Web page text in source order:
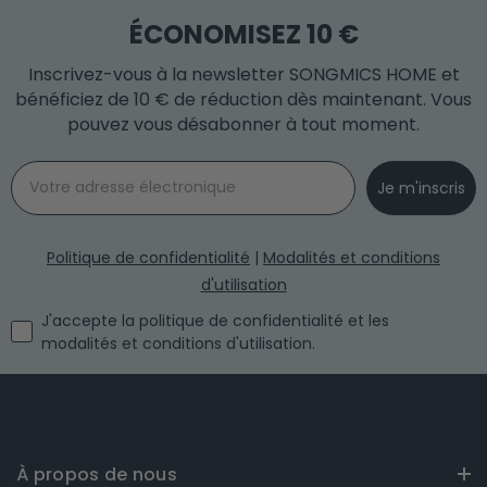
ÉCONOMISEZ 10 €
Inscrivez-vous à la newsletter SONGMICS HOME et
bénéficiez de 10 € de réduction dès maintenant. Vous
pouvez vous désabonner à tout moment.
Email
Je m'inscris
Politique de confidentialité | Modalités et conditions
d'utilisation
I agree with the privacy policy and the terms and
J'accepte la politique de confidentialité et les
modalités et conditions d'utilisation.
À propos de nous